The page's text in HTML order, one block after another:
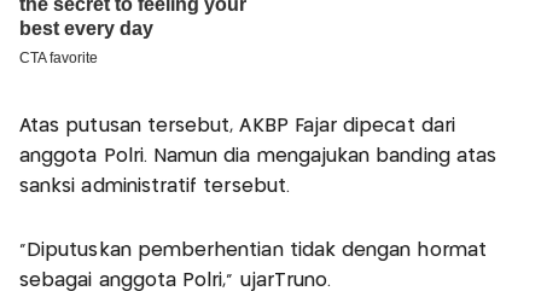
Atas putusan tersebut, AKBP Fajar dipecat dari
anggota Polri. Namun dia mengajukan banding atas
sanksi administratif tersebut.
"Diputuskan pemberhentian tidak dengan hormat
sebagai anggota Polri," ujarTruno.